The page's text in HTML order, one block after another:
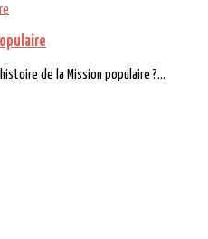
de la Mission populaire ?...